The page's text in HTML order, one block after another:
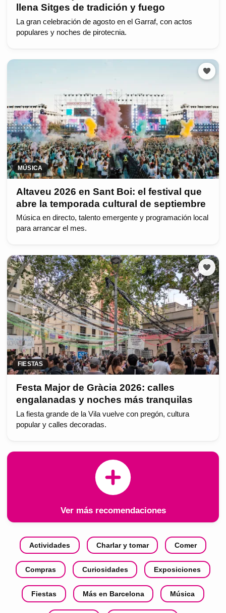
llena Sitges de tradición y fuego
La gran celebración de agosto en el Garraf, con actos
populares y noches de pirotecnia.
MÚSICA
Altaveu 2026 en Sant Boi: el festival que
abre la temporada cultural de septiembre
Música en directo, talento emergente y programación local
para arrancar el mes.
FIESTAS
Festa Major de Gràcia 2026: calles
engalanadas y noches más tranquilas
La fiesta grande de la Vila vuelve con pregón, cultura
popular y calles decoradas.
Ver más recomendaciones
Actividades Charlar y tomar Comer
Compras Curiosidades Exposiciones
Fiestas Más en Barcelona Música